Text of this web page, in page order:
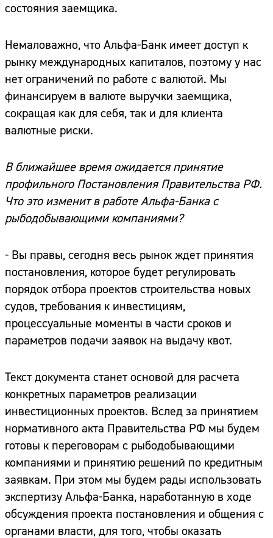
состояния заемщика.
Немаловажно, что Альфа-Банк имеет доступ к
рынку международных капиталов, поэтому у нас
нет ограничений по работе с валютой. Мы
финансируем в валюте выручки заемщика,
сокращая как для себя, так и для клиента
валютные риски.
В ближайшее время ожидается принятие
профильного Постановления Правительства РФ.
Что это изменит в работе Альфа-Банка с
рыбодобывающими компаниями?
- Вы правы, сегодня весь рынок ждет принятия
постановления, которое будет регулировать
порядок отбора проектов строительства новых
судов, требования к инвестициям,
процессуальные моменты в части сроков и
параметров подачи заявок на выдачу квот.
Текст документа станет основой для расчета
конкретных параметров реализации
инвестиционных проектов. Вслед за принятием
нормативного акта Правительства РФ мы будем
готовы к переговорам с рыбодобывающими
компаниями и принятию решений по кредитным
заявкам. При этом мы будем рады использовать
экспертизу Альфа-Банка, наработанную в ходе
обсуждения проекта постановления и общения с
органами власти, для того, чтобы оказать